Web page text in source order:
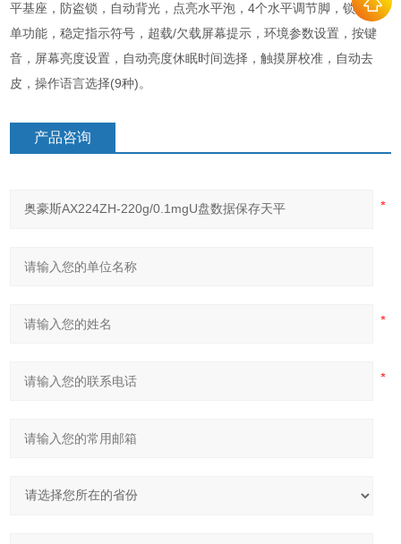
平基座，防盗锁，自动背光，点亮水平泡，4个水平调节脚，锁定菜
单功能，稳定指示符号，超载/欠载屏幕提示，环境参数设置，按键
音，屏幕亮度设置，自动亮度休眠时间选择，触摸屏校准，自动去
皮，操作语言选择(9种)。
产品咨询